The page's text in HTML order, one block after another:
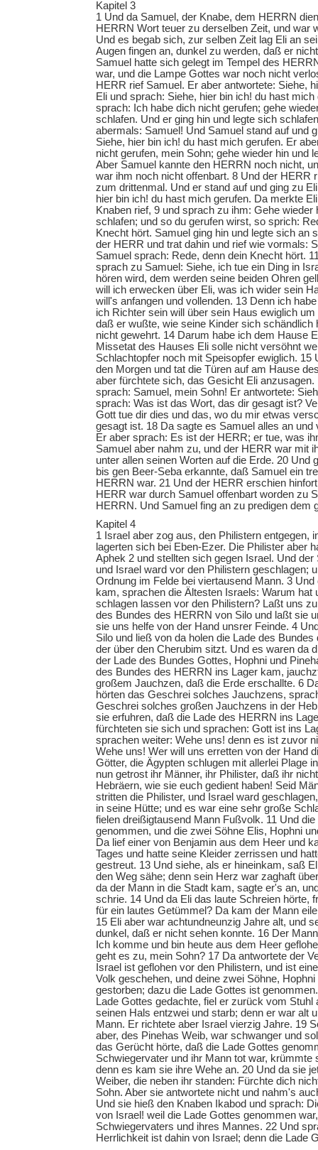
Kapitel 3
1 Und da Samuel, der Knabe, dem HERRN
HERRN Wort teuer zu derselben Zeit, und war
Und es begab sich, zur selben Zeit lag Eli an
Augen fingen an, dunkel zu werden, daß er
Samuel hatte sich gelegt im Tempel des
war, und die Lampe Gottes war noch nicht
HERR rief Samuel. Er aber antwortete: Siehe,
Eli und sprach: Siehe, hier bin ich! du hast mich
sprach: Ich habe dich nicht gerufen; gehe
schlafen. Und er ging hin und legte sich
abermals: Samuel! Und Samuel stand auf und
Siehe, hier bin ich! du hast mich gerufen. Er
nicht gerufen, mein Sohn; gehe wieder hin und
Aber Samuel kannte den HERRN noch nicht,
war ihm noch nicht offenbart. 8 Und der HERR
zum drittenmal. Und er stand auf und ging zu
hier bin ich! du hast mich gerufen. Da merkte
Knaben rief, 9 und sprach zu ihm: Gehe wieder
schlafen; und so du gerufen wirst, so sprich:
Knecht hört. Samuel ging hin und legte sich an
der HERR und trat dahin und rief wie vormals:
Samuel sprach: Rede, denn dein Knecht hört.
sprach zu Samuel: Siehe, ich tue ein Ding in
hören wird, dem werden seine beiden Ohren
will ich erwecken über Eli, was ich wider sein
will's anfangen und vollenden. 13 Denn ich
ich Richter sein will über sein Haus ewiglich
daß er wußte, wie seine Kinder sich schändlich
nicht gewehrt. 14 Darum habe ich dem Hause
Missetat des Hauses Eli solle nicht versöhnt
Schlachtopfer noch mit Speisopfer ewiglich. 15
den Morgen und tat die Türen auf am Hause
aber fürchtete sich, das Gesicht Eli anzusagen.
sprach: Samuel, mein Sohn! Er antwortete:
sprach: Was ist das Wort, das dir gesagt ist?
Gott tue dir dies und das, wo du mir etwas
gesagt ist. 18 Da sagte es Samuel alles an
Er aber sprach: Es ist der HERR; er tue, was
Samuel aber nahm zu, und der HERR war mit
unter allen seinen Worten auf die Erde. 20 Und
bis gen Beer-Seba erkannte, daß Samuel ein
HERRN war. 21 Und der HERR erschien
HERR war durch Samuel offenbart worden zu
HERRN. Und Samuel fing an zu predigen dem
Kapitel 4
1 Israel aber zog aus, den Philistern entgegen,
lagerten sich bei Eben-Ezer. Die Philister aber
Aphek 2 und stellten sich gegen Israel. Und der
und Israel ward vor den Philistern geschlagen;
Ordnung im Felde bei viertausend Mann. 3
kam, sprachen die Ältesten Israels: Warum hat
schlagen lassen vor den Philistern? Laßt uns
des Bundes des HERRN von Silo und laßt sie
sie uns helfe von der Hand unsrer Feinde. 4
Silo und ließ von da holen die Lade des
der über den Cherubim sitzt. Und es waren da
der Lade des Bundes Gottes, Hophni und
des Bundes des HERRN ins Lager kam,
großem Jauchzen, daß die Erde erschallte. 6
hörten das Geschrei solches Jauchzens,
Geschrei solches großen Jauchzens in der
sie erfuhren, daß die Lade des HERRN ins
fürchteten sie sich und sprachen: Gott ist ins
sprachen weiter: Wehe uns! denn es ist zuvor
Wehe uns! Wer will uns erretten von der Hand
Götter, die Ägypten schlugen mit allerlei Plage
nun getrost ihr Männer, ihr Philister, daß ihr
Hebräern, wie sie euch gedient haben! Seid
stritten die Philister, und Israel ward
in seine Hütte; und es war eine sehr große
fielen dreißigtausend Mann Fußvolk. 11 Und
genommen, und die zwei Söhne Elis, Hophni
Da lief einer von Benjamin aus dem Heer und
Tages und hatte seine Kleider zerrissen und
gestreut. 13 Und siehe, als er hineinkam, saß
den Weg sähe; denn sein Herz war zaghaft
da der Mann in die Stadt kam, sagte er's an,
schrie. 14 Und da Eli das laute Schreien hörte,
für ein lautes Getümmel? Da kam der Mann
15 Eli aber war achtundneunzig Jahre alt, und
dunkel, daß er nicht sehen konnte. 16 Der
Ich komme und bin heute aus dem Heer
geht es zu, mein Sohn? 17 Da antwortete der
Israel ist geflohen vor den Philistern, und ist
Volk geschehen, und deine zwei Söhne,
gestorben; dazu die Lade Gottes ist
Lade Gottes gedachte, fiel er zurück vom Stuhl
seinen Hals entzwei und starb; denn er war alt
Mann. Er richtete aber Israel vierzig Jahre. 19
aber, des Pinehas Weib, war schwanger und
das Gerücht hörte, daß die Lade Gottes
Schwiegervater und ihr Mann tot war, krümmte
denn es kam sie ihre Wehe an. 20 Und da sie
Weiber, die neben ihr standen: Fürchte dich
Sohn. Aber sie antwortete nicht und nahm's
Und sie hieß den Knaben Ikabod und sprach:
von Israel! weil die Lade Gottes genommen
Schwiegervaters und ihres Mannes. 22 Und
Herrlichkeit ist dahin von Israel; denn die Lade